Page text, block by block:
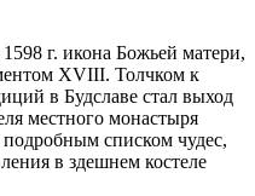
г. икона Божьей матери,
XVIII. Толчком к
в Будславе стал выход
местного монастыря
списком чудес,
в здешнем костеле